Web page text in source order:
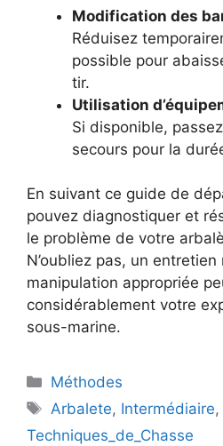
Modification des
Réduisez
possible pour
tir.
Utilisation
Si disponible,
secours pour la
En suivant ce guide de
pouvez diagnostiquer et
le problème de votre
N’oubliez pas, un
manipulation appropriée
considérablement votre
sous-marine.
Catégories
Méthodes
Étiquettes
Arbalete, Intermédiaire,
Techniques_de_Chasse